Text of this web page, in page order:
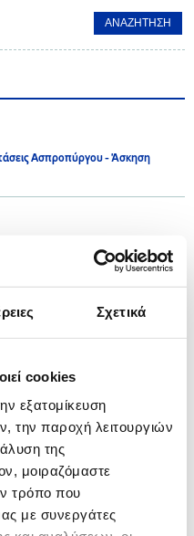
Σχετικά
cookies
εξατομίκευση
την παροχή λειτουργιών
της
μοιραζόμαστε
τρόπο που
με συνεργάτες
Ασπροπύργου - Άσκηση
Ασπροπύργου και